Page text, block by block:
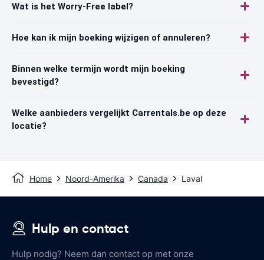
Wat is het Worry-Free label?
Hoe kan ik mijn boeking wijzigen of annuleren?
Binnen welke termijn wordt mijn boeking
bevestigd?
Welke aanbieders vergelijkt Carrentals.be op deze
locatie?
Home Noord-Amerika Canada Laval
Hulp en contact
Hulp nodig? Neem dan contact op met onze